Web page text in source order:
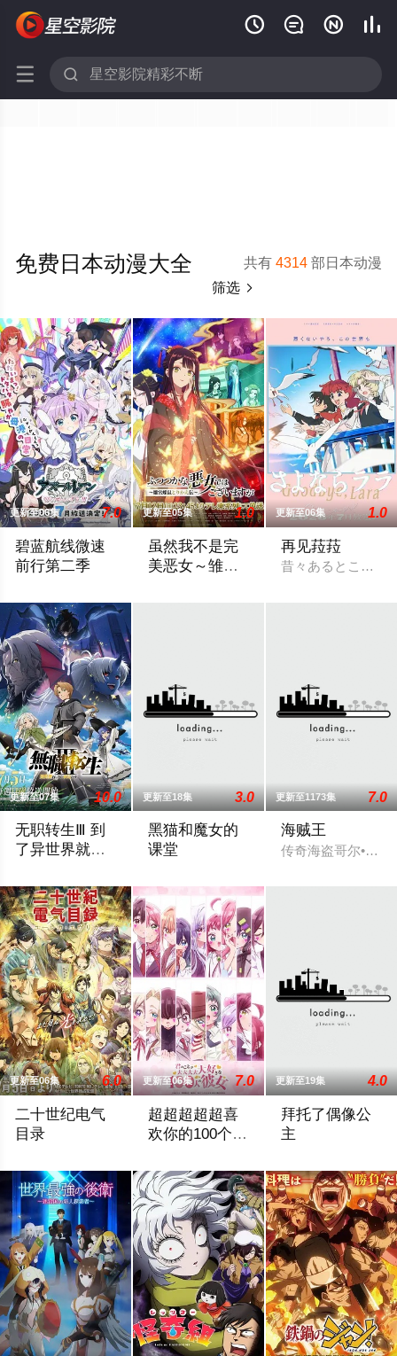
   
 
共有4314 部日本动漫
免费日本动漫大全
筛选 
更新至06集 7.0
碧蓝航线微速
前行第二季
更新至05集 1.0
虽然我不是完
美恶女～雏宫
更新至06集 1.0
再见菈菈
昔々あるところに
更新至07集 10.0
无职转生Ⅲ 到
了异世界就拿
更新至18集 3.0
黑猫和魔女的
课堂
更新至1173集 7.0
海贼王
传奇海盗哥尔•D•
更新至06集 6.0
二十世纪电气
目录
更新至06集 7.0
超超超超超喜
欢你的100个女
更新至19集 4.0
拜托了偶像公
主